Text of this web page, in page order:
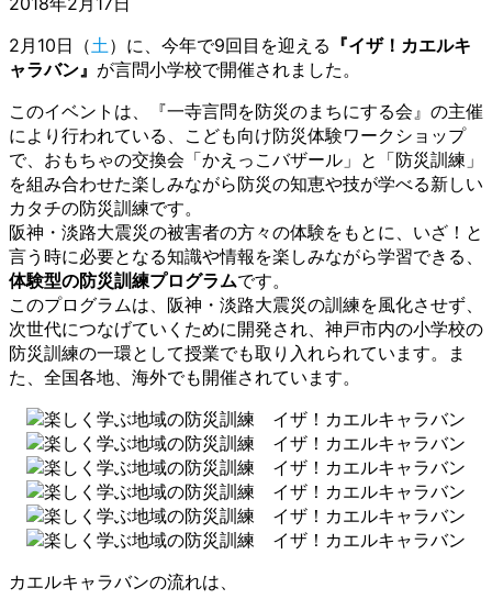
2月10日（土 ）に、今年で9回目を迎える 『イザ！カエルキ
ャラバン』 が言問小学校で開催されました。
このイベントは、『一寺言問を防災のまちにする会』の主催
により行われている、こども向け防災体験ワークショップ
で、おもちゃの交換会「かえっこバザール」と「防災訓練」
を組み合わせた楽しみながら防災の知恵や技が学べる新しい
カタチの防災訓練です。
阪神・淡路大震災の被害者の方々の体験をもとに、いざ！と
言う時に必要となる知識や情報を楽しみながら学習できる、
体験型の防災訓練プログラムです。
このプログラムは、阪神・淡路大震災の訓練を風化させず、
次世代につなげていくために開発され、神戸市内の小学校の
防災訓練の一環として授業でも取り入れられています。ま
た、全国各地、海外でも開催されています。
カエルキャラバンの流れは、